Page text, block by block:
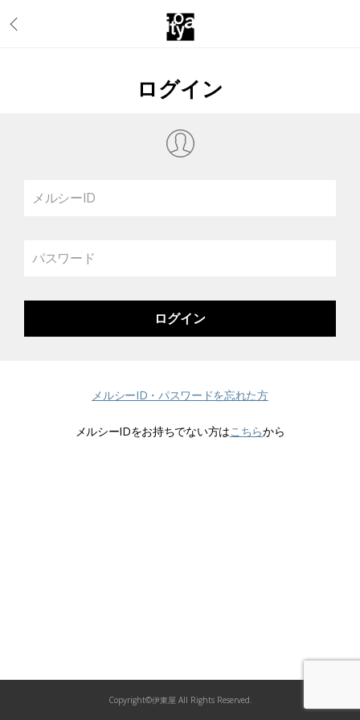
ログイン
メルシーID
パスワード
メルシーID・パスワードを忘れた方
メルシーIDをお持ちでない方はこちらから
Copyright©伊東屋 All Rights Reserved.